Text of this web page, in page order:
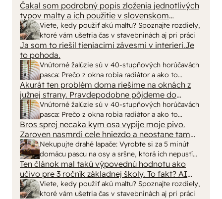
Viete, kedy použiť akú maltu? Spoznajte rozdiely,
ktoré vám ušetria čas v stavebninách aj pri práci
Čakal som podrobný popis zloženia jednotlivých
typov malty a ich použitie v slovenskom
prostredí, no dostal som len pár primitívnych rád
o výbere vriec v stavebninách. Kde sa podel
názov a zmysel časopisu "Urob si sám" ? To
skutočne už nemáme na Slovensku "fachmanov"!
Vypadá to tak že za pár rokov nám budú stavať
chaty a chalupy číňania a použijú BAMBUS !!!
Vnútorné žalúzie sú v 40-stupňových horúčavách
pasca: Prečo z okna robia radiátor a ako to
vyriešiť za pár eur?
Ja som to riešil tieniacimi závesmi v interieri.Je
to pohoda.
Vnútorné žalúzie sú v 40-stupňových horúčavách
pasca: Prečo z okna robia radiátor a ako to
vyriešiť za pár eur?
Akurát ten problém doma riešime na oknách z
južnej strany. Pravdepodobne pôjdeme do
vonkajšieho tienenia na spôsob markízy
250x150cm. Čínsky predajcovia idú okolo 100
eur kus.
Nekupujte drahé lapače: Vyrobte si za 5 minút
domácu pascu na osy a sršne, ktorá ich nepustí
von
Bros sprej necaka kym osa vypije moje pivo.
Zaroven nasmrdi cele hniezdo a neostane tam
nic zive. Vasa pasca naucinke moc efektivne.
Skor pritiahne slimaky
Viete, kedy použiť akú maltu? Spoznajte rozdiely,
ktoré vám ušetria čas v stavebninách aj pri práci
Ten článok mal takú výpovednú hodnotu ako
učivo pre 3 ročník základnej školy. To fakt? AI
alebo nejaka kniha z VŠ? Dnešné rychlotvrdnuce
malty - pevnosť 40 Mpa a doba schnutia tak 15